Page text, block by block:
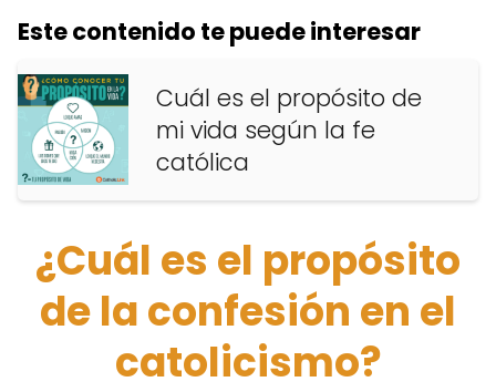
Este contenido te puede interesar
Cuál es el propósito de
mi vida según la fe
católica
¿Cuál es el propósito
de la confesión en el
catolicismo?